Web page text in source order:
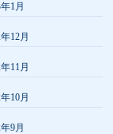
1月
12月
11月
10月
9月